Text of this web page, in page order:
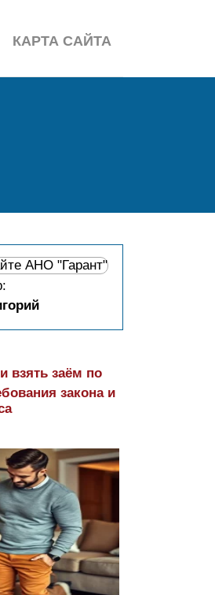
КАРТА САЙТА
взять заём по
закона и